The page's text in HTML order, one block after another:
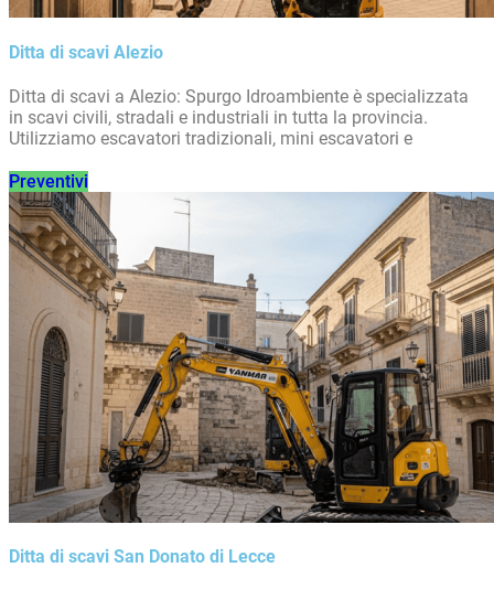
Ditta di scavi Alezio
Ditta di scavi a Alezio: Spurgo Idroambiente è specializzata
in scavi civili, stradali e industriali in tutta la provincia.
Utilizziamo escavatori tradizionali, mini escavatori e
Preventivi
Ditta di scavi San Donato di Lecce